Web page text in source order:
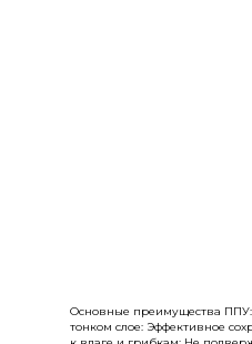
Основные преимущества
тонком слое: Эффективное